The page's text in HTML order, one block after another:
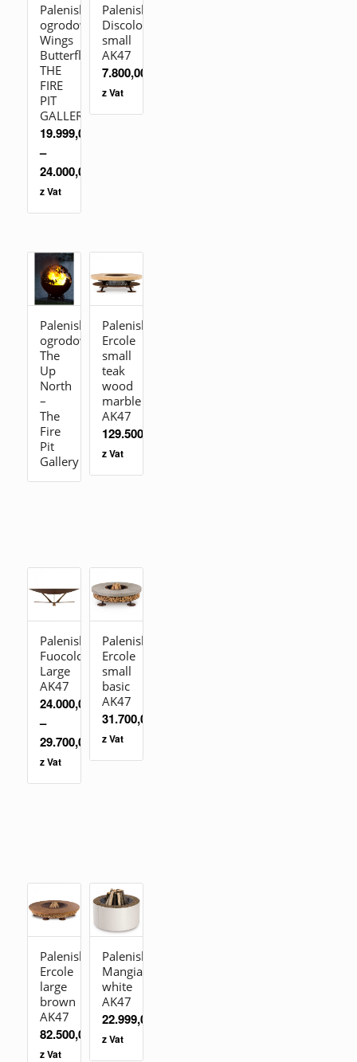
Palenisko
ogrodowe
Wings
Butterfly
THE
FIRE
PIT
GALLERY
19.999,00
–
24.000,00
z Vat
Palenisko
Discolo
small
AK47
7.800,00
z Vat
Palenisko
ogrodowe
The
Up
North
–
The
Fire
Pit
Gallery
Palenisko
Ercole
small
teak
wood
marble
AK47
129.500,00
z Vat
Palenisko
Fuocolo
Large
AK47
24.000,00
–
29.700,00
z Vat
Palenisko
Ercole
small
basic
AK47
31.700,00
z Vat
Palenisko
Ercole
large
brown
AK47
82.500,00
z Vat
Palenisko
Mangiafuoco
white
AK47
22.999,00
z Vat